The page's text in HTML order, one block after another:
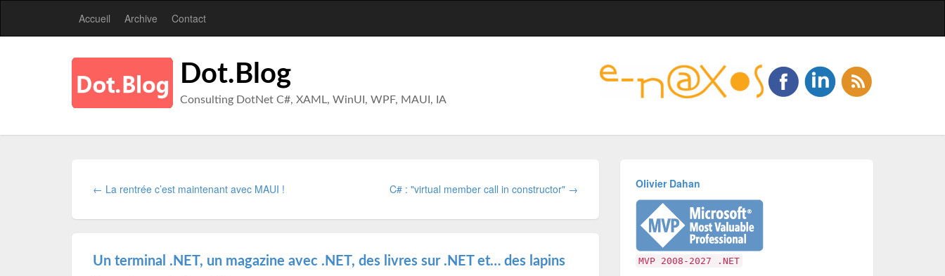
Accueil Archive Contact
Dot.Blog
Consulting DotNet C#, XAML, WinUI, WPF, MAUI, IA
← La rentrée c’est maintenant avec MAUI ! C# : "virtual member call in constructor" →
Un terminal .NET, un magazine avec .NET, des livres sur .NET et… des lapins
Olivier Dahan
MVP 2008-2027 .NET